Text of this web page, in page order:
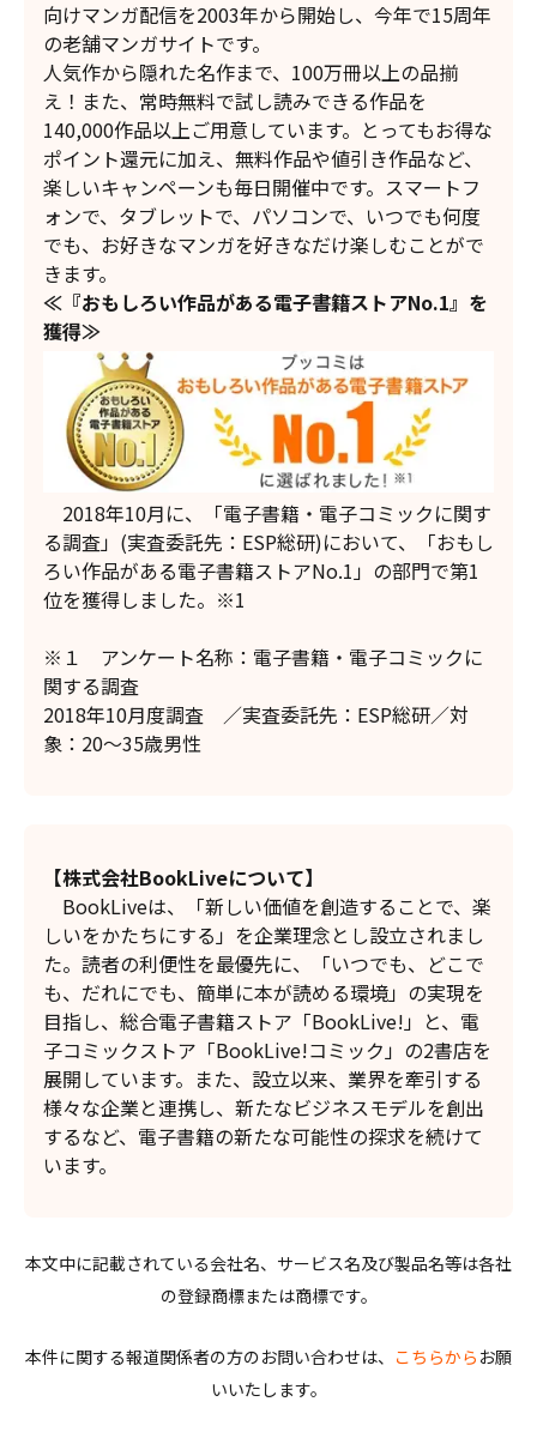
向けマンガ配信を2003年から開始し、今年で15周年
の老舗マンガサイトです。
人気作から隠れた名作まで、100万冊以上の品揃
え！また、常時無料で試し読みできる作品を
140,000作品以上ご用意しています。とってもお得な
ポイント還元に加え、無料作品や値引き作品など、
楽しいキャンペーンも毎日開催中です。スマートフ
ォンで、タブレットで、パソコンで、いつでも何度
でも、お好きなマンガを好きなだけ楽しむことがで
きます。
≪ 『おもしろい作品がある電子書籍ストアNo.1』を
獲得≫
2018年10月に、「電子書籍・電子コミックに関す
る調査」(実査委託先：ESP総研)において、「おもし
ろい作品がある電子書籍ストアNo.1」の部門で第1
位を獲得しました。※1
※１ アンケート名称：電子書籍・電子コミックに
関する調査
2018年10月度調査 ／実査委託先：ESP総研／対
象：20～35歳男性
【株式会社BookLiveについて】
BookLiveは、「新しい価値を創造することで、楽
しいをかたちにする」を企業理念とし設立されまし
た。読者の利便性を最優先に、「いつでも、どこで
も、だれにでも、簡単に本が読める環境」の実現を
目指し、総合電子書籍ストア「BookLive!」と、電
子コミックストア「BookLive!コミック」の2書店を
展開しています。また、設立以来、業界を牽引する
様々な企業と連携し、新たなビジネスモデルを創出
するなど、電子書籍の新たな可能性の探求を続けて
います。
本文中に記載されている会社名、サービス名及び製品名等は各社
の登録商標または商標です。
本件に関する報道関係者の方のお問い合わせは、 こちらから お願
いいたします。